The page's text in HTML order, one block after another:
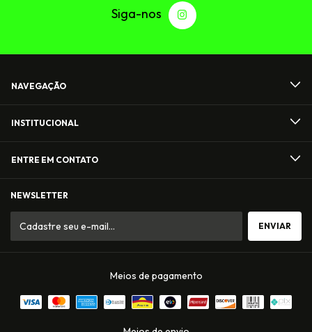
NAVEGAÇÃO
INSTITUCIONAL
ENTRE EM CONTATO
NEWSLETTER
Meios de pagamento